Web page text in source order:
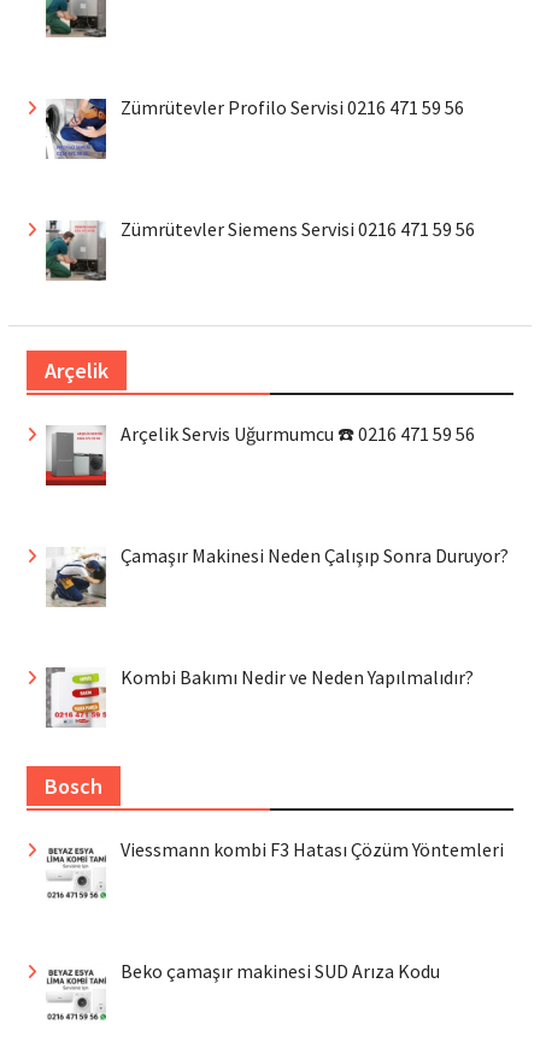
Zümrütevler Profilo Servisi 0216 471 59 56
Zümrütevler Siemens Servisi 0216 471 59 56
Arçelik
Arçelik Servis Uğurmumcu ☎️ 0216 471 59 56
Çamaşır Makinesi Neden Çalışıp Sonra Duruyor?
Kombi Bakımı Nedir ve Neden Yapılmalıdır?
Bosch
Viessmann kombi F3 Hatası Çözüm Yöntemleri
Beko çamaşır makinesi SUD Arıza Kodu